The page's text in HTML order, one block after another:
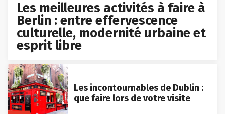
Les meilleures activités à faire à
Berlin : entre effervescence
culturelle, modernité urbaine et
esprit libre
Les incontournables de Dublin :
que faire lors de votre visite